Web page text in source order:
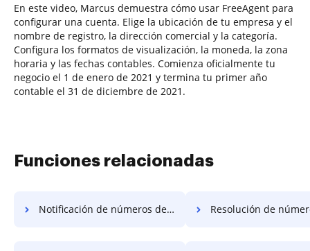
En este video, Marcus demuestra cómo usar FreeAgent para
configurar una cuenta. Elige la ubicación de tu empresa y el
nombre de registro, la dirección comercial y la categoría.
Configura los formatos de visualización, la moneda, la zona
horaria y las fechas contables. Comienza oficialmente tu
negocio el 1 de enero de 2021 y termina tu primer año
contable el 31 de diciembre de 2021.
Funciones relacionadas
Notificación de números de seguimiento Resolución de números de